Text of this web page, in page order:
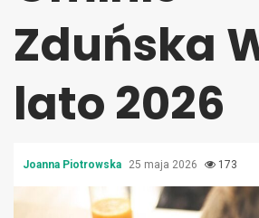
Zduńska
lato 2026
Joanna Piotrowska 25 maja 2026 173